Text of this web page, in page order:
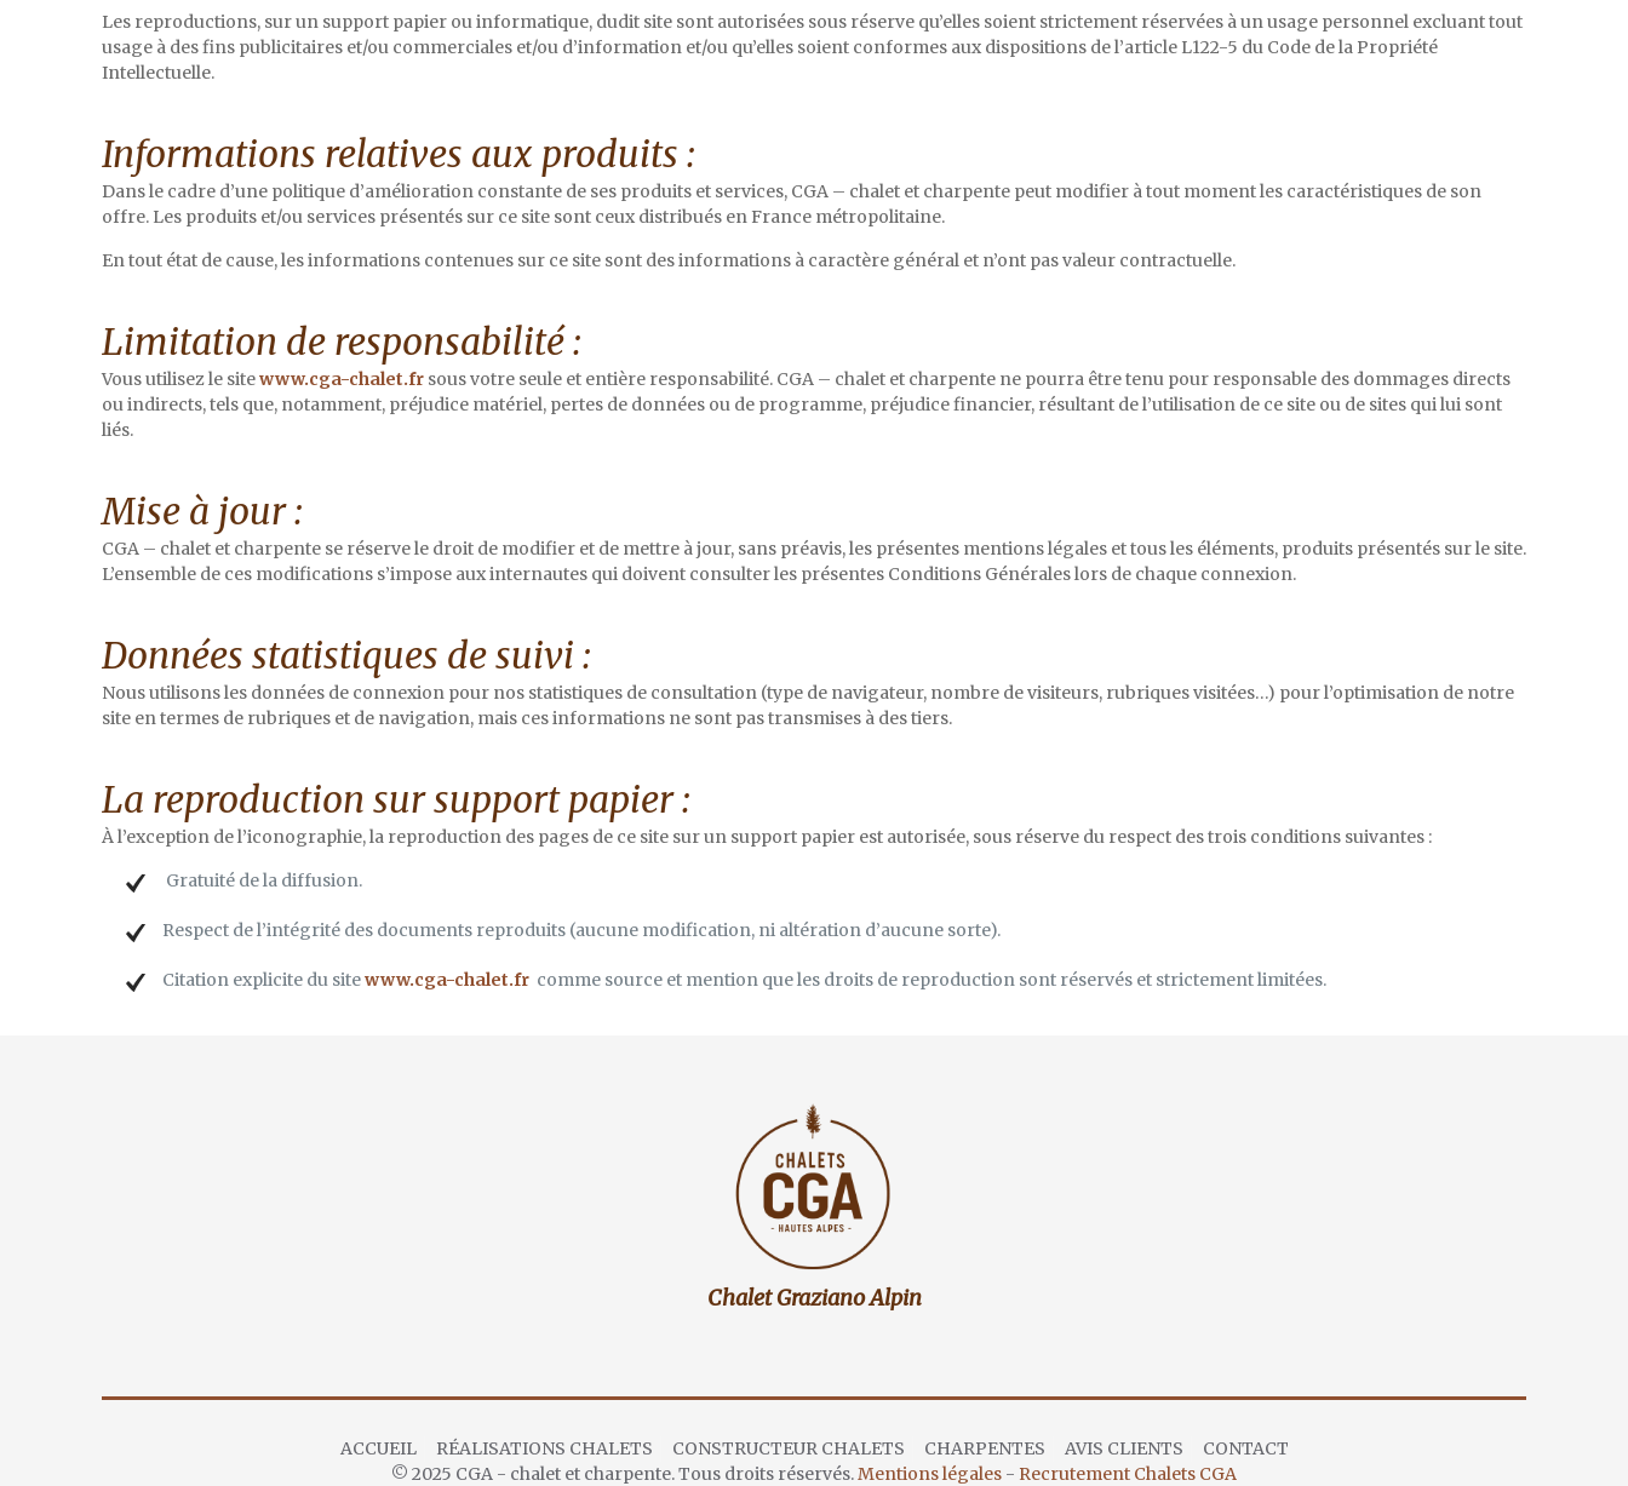
Les reproductions, sur un support papier ou informatique, dudit site sont autorisées sous réserve qu’elles soient strictement réservées à un usage personnel excluant tout
usage à des fins publicitaires et/ou commerciales et/ou d’information et/ou qu’elles soient conformes aux dispositions de l’article L122-5 du Code de la Propriété
Intellectuelle.
Informations relatives aux produits :
Dans le cadre d’une politique d’amélioration constante de ses produits et services, CGA – chalet et charpente peut modifier à tout moment les caractéristiques de son
offre. Les produits et/ou services présentés sur ce site sont ceux distribués en France métropolitaine.
En tout état de cause, les informations contenues sur ce site sont des informations à caractère général et n’ont pas valeur contractuelle.
Limitation de responsabilité :
Vous utilisez le sitewww.cga-chalet.fr sous votre seule et entière responsabilité. CGA – chalet et charpente ne pourra être tenu pour responsable des dommages directs
ou indirects, tels que, notamment, préjudice matériel, pertes de données ou de programme, préjudice financier, résultant de l’utilisation de ce site ou de sites qui lui sont
liés.
Mise à jour :
CGA – chalet et charpente se réserve le droit de modifier et de mettre à jour, sans préavis, les présentes mentions légales et tous les éléments, produits présentés sur le site.
L’ensemble de ces modifications s’impose aux internautes qui doivent consulter les présentes Conditions Générales lors de chaque connexion.
Données statistiques de suivi :
Nous utilisons les données de connexion pour nos statistiques de consultation (type de navigateur, nombre de visiteurs, rubriques visitées…) pour l’optimisation de notre
site en termes de rubriques et de navigation, mais ces informations ne sont pas transmises à des tiers.
La reproduction sur support papier :
À l’exception de l’iconographie, la reproduction des pages de ce site sur un support papier est autorisée, sous réserve du respect des trois conditions suivantes :
Gratuité de la diffusion.
Respect de l’intégrité des documents reproduits (aucune modification, ni altération d’aucune sorte).
Citation explicite du sitewww.cga-chalet.fr comme source et mention que les droits de reproduction sont réservés et strictement limitées.
Chalet Graziano Alpin
ACCUEIL RÉALISATIONS CHALETS CONSTRUCTEUR CHALETS CHARPENTES AVIS CLIENTS
CONTACT
© 2025 CGA - chalet et charpente. Tous droits réservés.Mentions légales - Recrutement Chalets CGA